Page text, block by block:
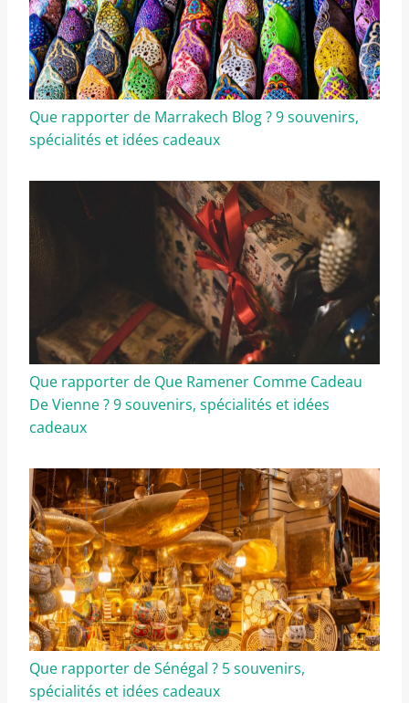
Que rapporter de Marrakech Blog ? 9 souvenirs,
spécialités et idées cadeaux
Que rapporter de Que Ramener Comme Cadeau
De Vienne ? 9 souvenirs, spécialités et idées
cadeaux
Que rapporter de Sénégal ? 5 souvenirs,
spécialités et idées cadeaux